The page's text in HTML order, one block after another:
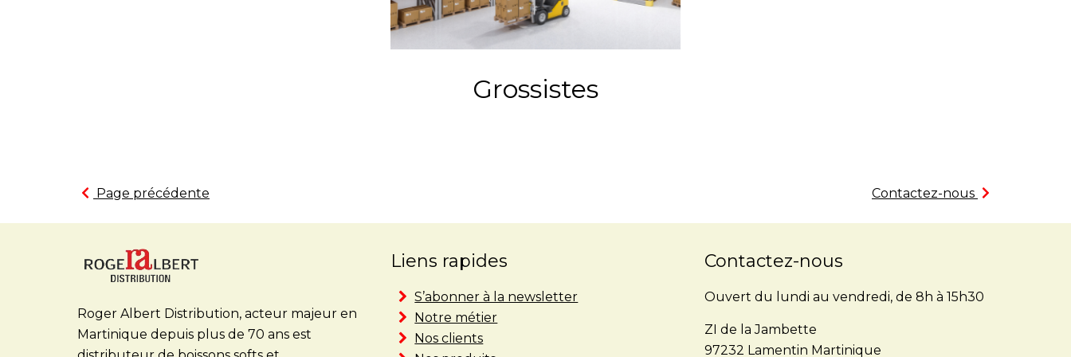
Grossistes
Page précédente Contactez-nous
Roger Albert Distribution, acteur majeur en
Martinique depuis plus de 70 ans est
Liens rapides
S’abonner à la newsletter
Notre métier
Nos clients
Contactez-nous
Ouvert du lundi au vendredi, de 8h à 15h30
ZI de la Jambette
97232 Lamentin Martinique